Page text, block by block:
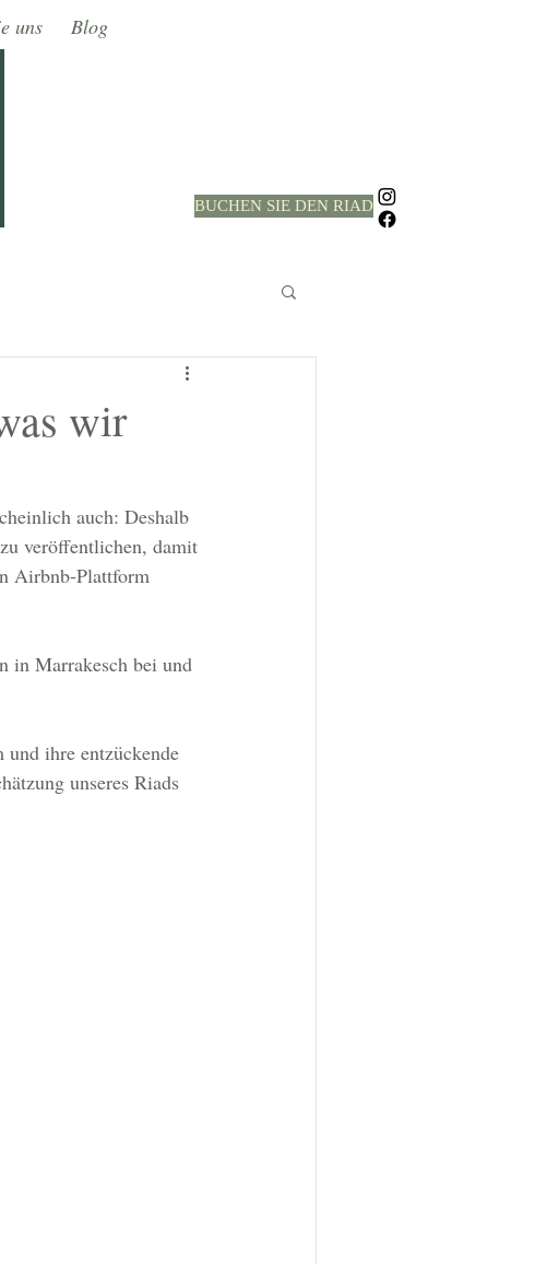
uns Blog
BUCHEN SIE DEN RIAD
wir
auch: Deshalb
veröffentlichen, damit
Airbnb-Plattform
in Marrakesch bei und
und ihre entzückende
unseres Riads